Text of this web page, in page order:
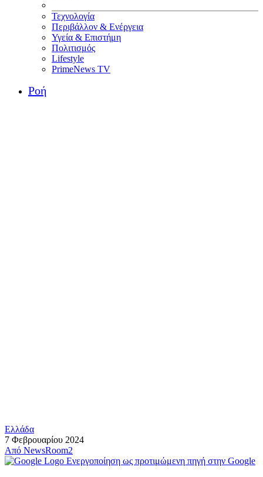
Τεχνολογία
Περιβάλλον & Ενέργεια
Υγεία & Επιστήμη
Πολιτισμός
Lifestyle
PrimeNews TV
Ροή
Ελλάδα
7 Φεβρουαρίου 2024
Από NewsRoom2
Ενεργοποίηση ως προτιμώμενη πηγή στην Google